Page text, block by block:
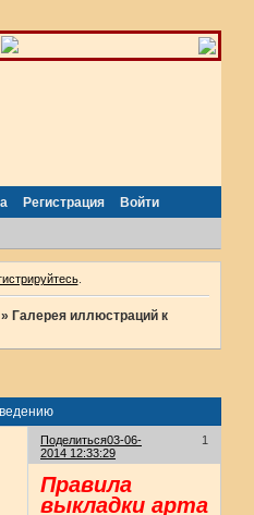
Регистрация Войти
.
»Галерея иллюстраций к
Поделиться 1
03-06-
2014 12:33:29
Правила
выкладки арта